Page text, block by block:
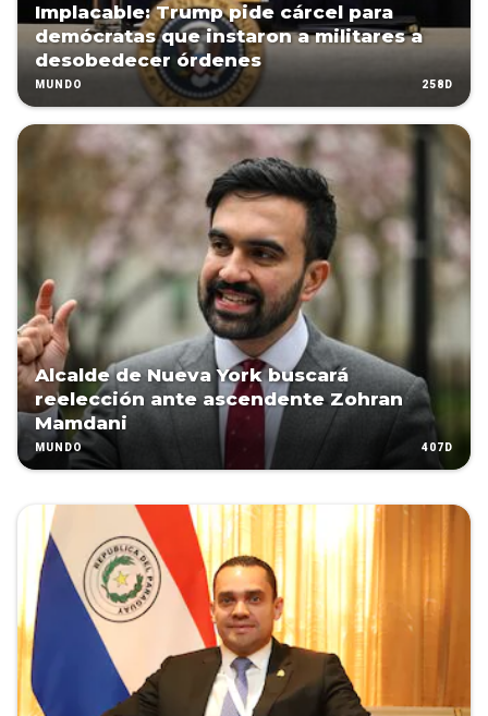
Implacable: Trump pide cárcel para
demócratas que instaron a militares a
desobedecer órdenes
MUNDO 258D
Alcalde de Nueva York buscará
reelección ante ascendente Zohran
Mamdani
MUNDO 407D